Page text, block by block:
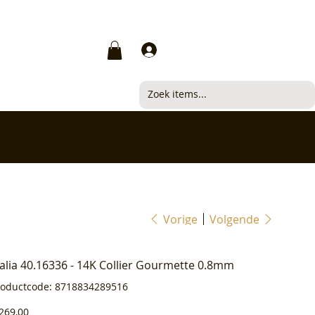
Vorige Volgende
40.16336 - 14K Collier Gourmette 0.8mm
Productcode
8718834289516
8718834289516